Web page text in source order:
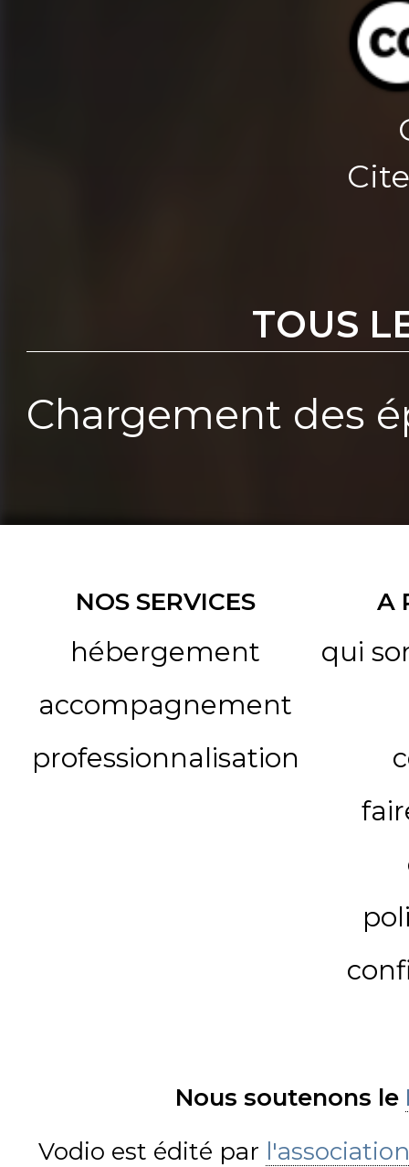
TOUS
Chargement des
NOS SERVICES
hébergement
accompagnement
professionnalisation
A
qui